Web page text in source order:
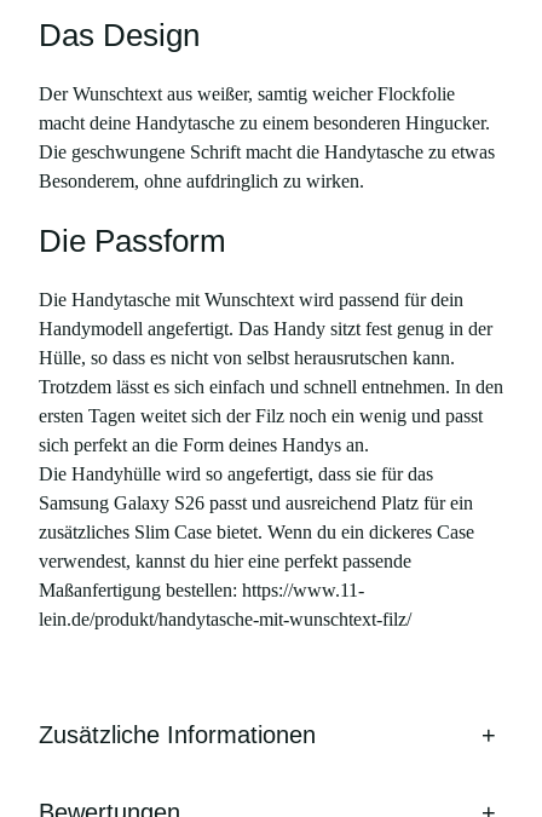
u
W
o
l
l
i
z
,
p
a
s
s
e
n
d
f
ü
r
s
n
Das Design
Der Wunschtext aus weißer, samtig weicher Flockfolie
macht deine Handytasche zu einem besonderen Hingucker.
Die geschwungene Schrift macht die Handytasche zu etwas
Besonderem, ohne aufdringlich zu wirken.
Die Passform
Die Handytasche mit Wunschtext wird passend für dein
Handymodell angefertigt. Das Handy sitzt fest genug in der
Hülle, so dass es nicht von selbst herausrutschen kann.
Trotzdem lässt es sich einfach und schnell entnehmen. In den
ersten Tagen weitet sich der Filz noch ein wenig und passt
sich perfekt an die Form deines Handys an.
Die Handyhülle wird so angefertigt, dass sie für das
Samsung Galaxy S26 passt und ausreichend Platz für ein
zusätzliches Slim Case bietet. Wenn du ein dickeres Case
verwendest, kannst du hier eine perfekt passende
Maßanfertigung bestellen: https://www.11-
lein.de/produkt/handytasche-mit-wunschtext-filz/
Zusätzliche Informationen +